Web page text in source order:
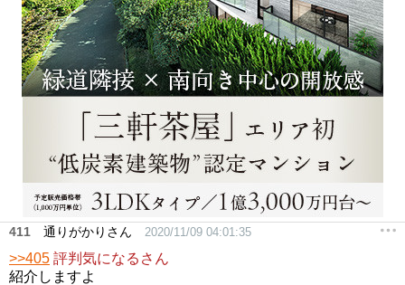
411 通りがかりさん 2020/11/09 04:01:35
>>405 評判気になるさん
紹介しますよ